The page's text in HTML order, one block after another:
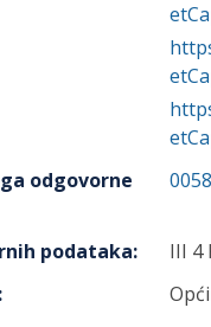
odgovorne
0058
podataka:
III 4
: